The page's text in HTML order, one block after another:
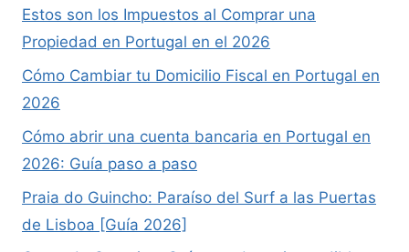
Estos son los Impuestos al Comprar una
Propiedad en Portugal en el 2026
Cómo Cambiar tu Domicilio Fiscal en Portugal en
2026
Cómo abrir una cuenta bancaria en Portugal en
2026: Guía paso a paso
Praia do Guincho: Paraíso del Surf a las Puertas
de Lisboa [Guía 2026]